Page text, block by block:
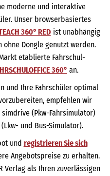
moderne und interaktive
Unser browserbasiertes
360° RED ist unabhängig
Dongle genutzt werden.
etablierte Fahrschul-
360° an.
und Ihre Fahrschüler optimal
empfehlen wir
simdrive (Pkw-Fahrsimulator)
und Bus-Simulator).
und registrieren Sie sich
Angebotspreise zu erhalten.
Verlag als Ihren zuverlässigen